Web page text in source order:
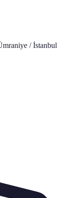
/ İstanbul